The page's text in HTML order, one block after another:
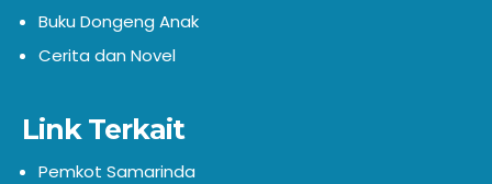
Buku Dongeng Anak
Cerita dan Novel
Link Terkait
Pemkot Samarinda